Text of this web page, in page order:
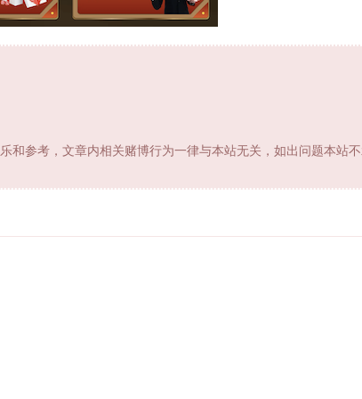
和参考，文章内相关赌博行为一律与本站无关，如出问题本站